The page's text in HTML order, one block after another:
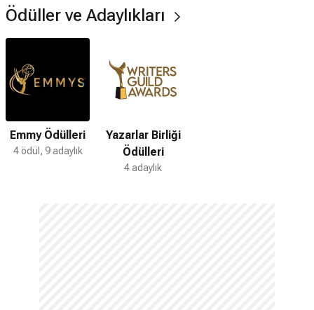
Ödüller ve Adaylıkları
Emmy Ödülleri
4 ödül, 9 adaylık
Yazarlar Birliği
Ödülleri
4 adaylık